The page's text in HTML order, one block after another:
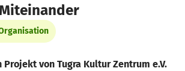
Projekt von Tugra Kultur Zentrum e.V.